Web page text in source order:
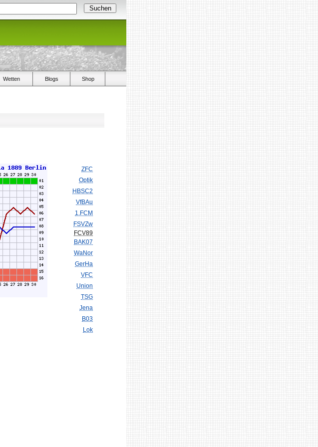
Wetten Blogs Shop
ZFC
Optik
HBSC2
VfBAu
1.FCM
FSVZw
FCV89
BAK07
WaNor
GerHa
VFC
Union
TSG
Jena
B03
Lok